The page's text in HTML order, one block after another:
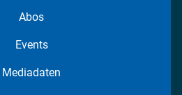
Abos
Events
Mediadaten